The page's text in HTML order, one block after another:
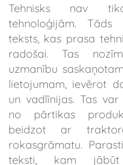
Tehnisks nav
tehnoloģijām.
teksts, kas prasa
radošai. Tas
uzmanību
lietojumam, ievērot
un vadlīnijas. Tas
no pārtikas
beidzot ar
rokasgrāmatu.
teksti, kam